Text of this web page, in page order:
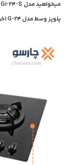
پلوپز وسط مدل G-24 اخوان است.